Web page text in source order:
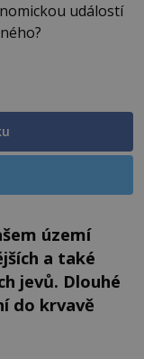
událostí
území
a také
jevů. Dlouhé
do krvavě